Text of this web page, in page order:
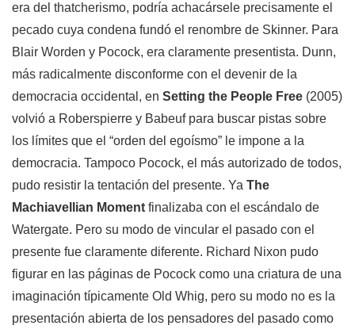
era del thatcherismo, podría achacársele precisamente el
pecado cuya condena fundó el renombre de Skinner. Para
Blair Worden y Pocock, era claramente presentista. Dunn,
más radicalmente disconforme con el devenir de la
democracia occidental, en Setting the People Free (2005)
volvió a Roberspierre y Babeuf para buscar pistas sobre
los límites que el “orden del egoísmo” le impone a la
democracia. Tampoco Pocock, el más autorizado de todos,
pudo resistir la tentación del presente. Ya The
Machiavellian Moment finalizaba con el escándalo de
Watergate. Pero su modo de vincular el pasado con el
presente fue claramente diferente. Richard Nixon pudo
figurar en las páginas de Pocock como una criatura de una
imaginación típicamente Old Whig, pero su modo no es la
presentación abierta de los pensadores del pasado como